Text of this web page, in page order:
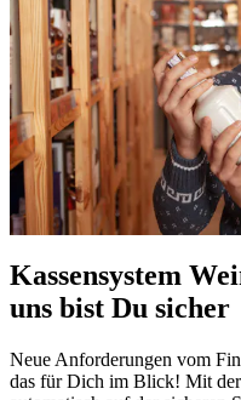
Kassensystem
uns bist Du sicher
Neue Anforderungen vom
das für Dich im Blick! Mit